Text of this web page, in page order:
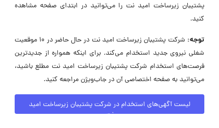
پشتیبان زیرساخت امید نت را می‌توانید در ابتدای صفحه مشاهده
کنید.
توجه:
شرکت پشتیبان زیرساخت امید نت در حال حاضر در ۱۰ موقعیت
شغلی نیروی جدید استخدام می‌کند. برای اینکه همواره از جدیدترین
فرصت‌های استخدام شرکت پشتیبان زیرساخت امید نت مطلع باشید،
می‌توانید به صفحه اختصاصی آن در جاب‌ویژن مراجعه کنید.
لیست آگهی‌های استخدام در شرکت پشتیبان زیرساخت امید
نت